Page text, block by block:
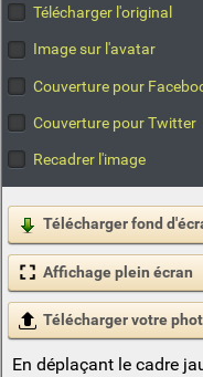
Télécharger l'original
Image sur l'avatar
Couverture pour
Couverture pour Twitter
Recadrer l'image
Télécharger fond
Affichage plein écran
Télécharger votre
En déplaçant le cadre